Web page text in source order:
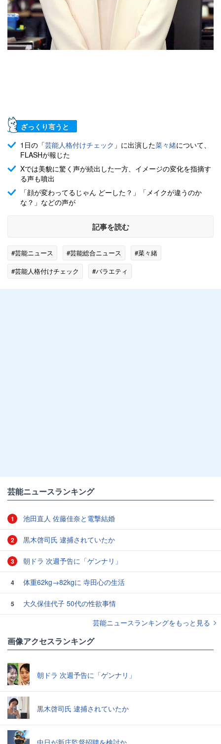
ざっくり言うと
1日の「芸能人格付けチェック 」に出演した菜々緒について、
FLASHが報じた
Xでは美貌に驚く声が続出した一方、イメージの変化を指摘す
る声も噴出
「顔が変わってるじゃん どーした？」「メイクが違うのか
な？」などの声が
記事を読む
#芸能ニュース #芸能総合ニュース
#菜々緒
#芸能人格付けチェック
#バラエティ
芸能ニュースランキング
1 池田直人 佐藤佳奈と電撃結婚
2 黒木啓司氏 逮捕されていたか
3 朝ドラ 次週予告に「ゲンナリ」
4 体重62kg→82kgに 寺田心の生活
5
大久保佳代子 50代の性欲事情
芸能ニュースランキングをもっと見る
画像アクセスランキング
朝ドラ 次週予告に「ゲンナリ」
黒木啓司氏 逮捕されていたか
中日が新庄監督招聘を検討か